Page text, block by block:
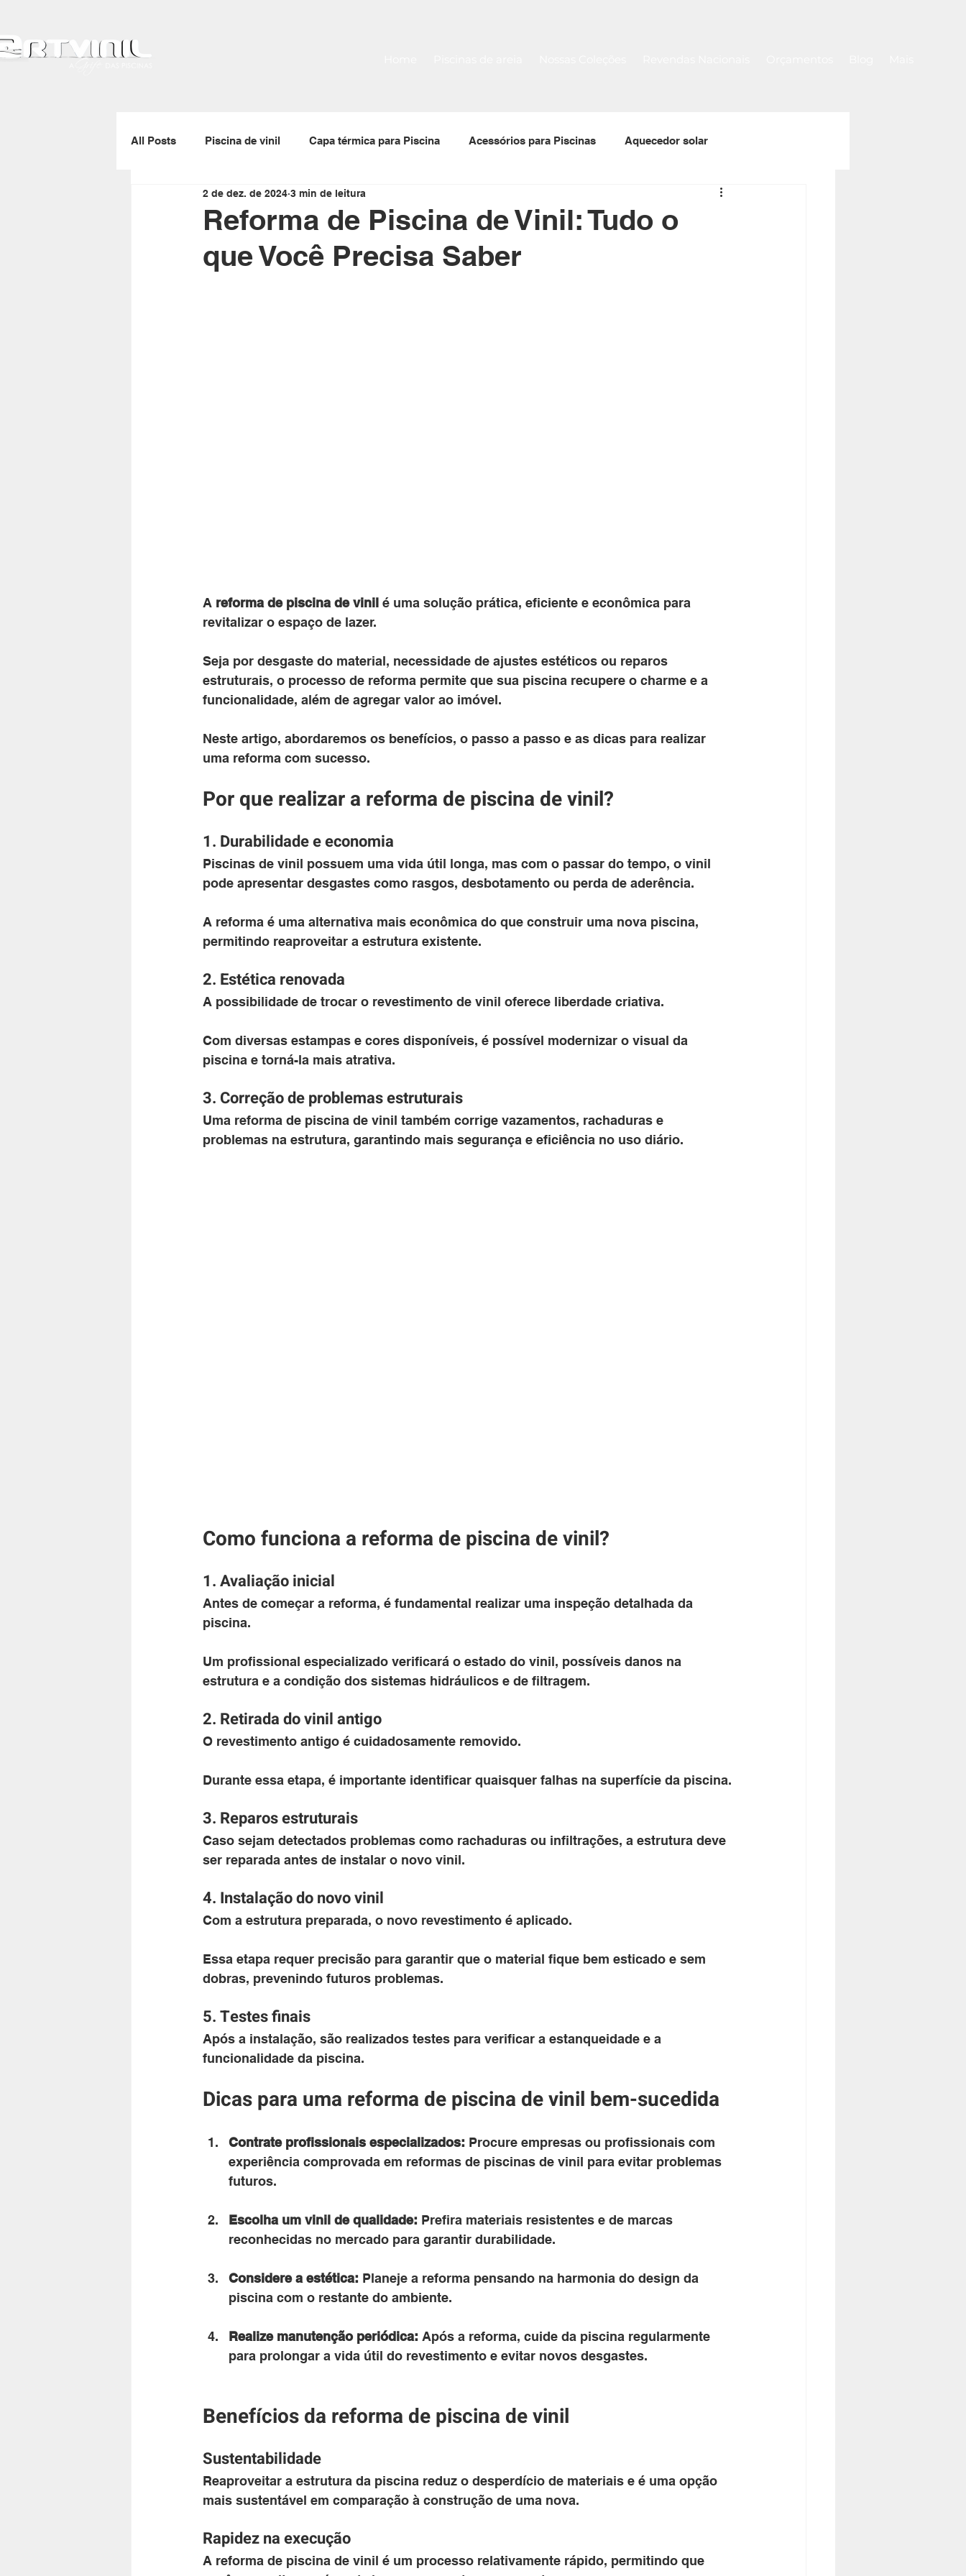
All Posts Piscina de vinil Capa térmica para Piscina Acessórios para Piscinas Aquecedor solar
Gerador de ozônio Skimmer para piscinas Rolos de capa térmica
Enrolador de capas térmicas Tela Armada Piscina Pré-Moldada Térmica Stk
Reforma de Piscina de Vinil: Tudo o
que Você Precisa Saber
2 de dez. de 2024 3 min de leitura
A reforma de piscina de vinil é uma solução prática, eficiente e econômica para
revitalizar o espaço de lazer.
Seja por desgaste do material, necessidade de ajustes estéticos ou reparos
estruturais, o processo de reforma permite que sua piscina recupere o charme e a
funcionalidade, além de agregar valor ao imóvel.
Neste artigo, abordaremos os benefícios, o passo a passo e as dicas para realizar
uma reforma com sucesso.
Por que realizar a reforma de piscina de vinil?
1. Durabilidade e economia
Piscinas de vinil possuem uma vida útil longa, mas com o passar do tempo, o vinil
pode apresentar desgastes como rasgos, desbotamento ou perda de aderência.
A reforma é uma alternativa mais econômica do que construir uma nova piscina,
permitindo reaproveitar a estrutura existente.
2. Estética renovada
A possibilidade de trocar o revestimento de vinil oferece liberdade criativa.
Com diversas estampas e cores disponíveis, é possível modernizar o visual da
piscina e torná-la mais atrativa.
3. Correção de problemas estruturais
Uma reforma de piscina de vinil também corrige vazamentos, rachaduras e
problemas na estrutura, garantindo mais segurança e eficiência no uso diário.
Como funciona a reforma de piscina de vinil?
1. Avaliação inicial
Antes de começar a reforma, é fundamental realizar uma inspeção detalhada da
piscina.
Um profissional especializado verificará o estado do vinil, possíveis danos na
estrutura e a condição dos sistemas hidráulicos e de filtragem.
2. Retirada do vinil antigo
O revestimento antigo é cuidadosamente removido.
Durante essa etapa, é importante identificar quaisquer falhas na superfície da piscina.
3. Reparos estruturais
Caso sejam detectados problemas como rachaduras ou infiltrações, a estrutura deve
ser reparada antes de instalar o novo vinil.
4. Instalação do novo vinil
Com a estrutura preparada, o novo revestimento é aplicado.
Essa etapa requer precisão para garantir que o material fique bem esticado e sem
dobras, prevenindo futuros problemas.
5. Testes finais
Após a instalação, são realizados testes para verificar a estanqueidade e a
funcionalidade da piscina.
Dicas para uma reforma de piscina de vinil bem-sucedida
Contrate profissionais especializados: Procure empresas ou profissionais com
experiência comprovada em reformas de piscinas de vinil para evitar problemas
futuros.
Escolha um vinil de qualidade: Prefira materiais resistentes e de marcas
reconhecidas no mercado para garantir durabilidade.
Considere a estética: Planeje a reforma pensando na harmonia do design da
piscina com o restante do ambiente.
Realize manutenção periódica: Após a reforma, cuide da piscina regularmente
para prolongar a vida útil do revestimento e evitar novos desgastes.
Benefícios da reforma de piscina de vinil
Sustentabilidade
Reaproveitar a estrutura da piscina reduz o desperdício de materiais e é uma opção
mais sustentável em comparação à construção de uma nova.
Rapidez na execução
A reforma de piscina de vinil é um processo relativamente rápido, permitindo que